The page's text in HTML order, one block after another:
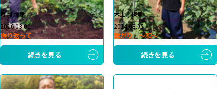
月岡 清孝
2016.03.01
振り返って
続きを見る
大土 俊幸
2014.08.05
繋がり ～和～
続きを見る